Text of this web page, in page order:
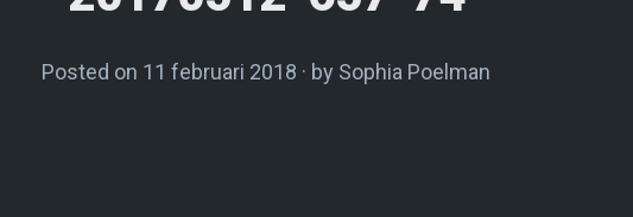
Posted on 11 februari 2018 by Sophia Poelman